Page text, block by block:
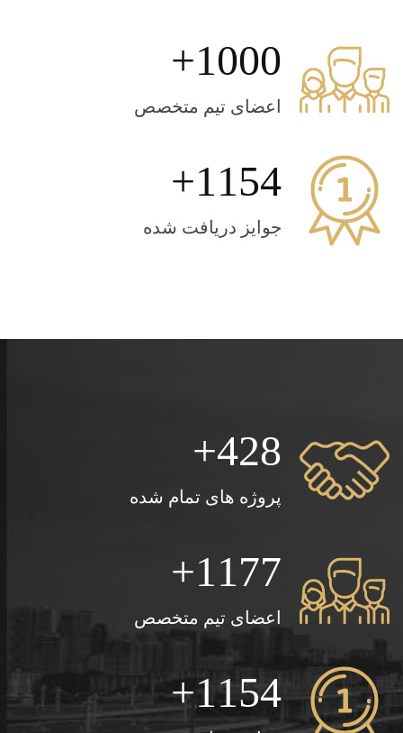
1041
اعضای تیم متخصص
1154
جوایز دریافت شده
428
پروژه های تمام شده
1250
اعضای تیم متخصص
1154